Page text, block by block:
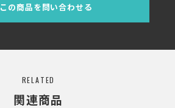
この商品を問い合わせる
RELATED
関連商品